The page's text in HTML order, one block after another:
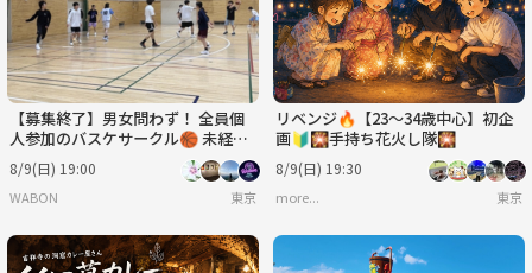
【募集終了】男女問わず！ 全員個
人参加のバスケサークル🏀 未経
験、女性大歓迎◎エンジョイレベ
ル！
8/9(日) 19:00
WABON 東京
リベンジ🔥【23～34歳中心】初企
画🔰🎇手持ち花火し隊🎇
8/9(日) 19:30
more... 東京